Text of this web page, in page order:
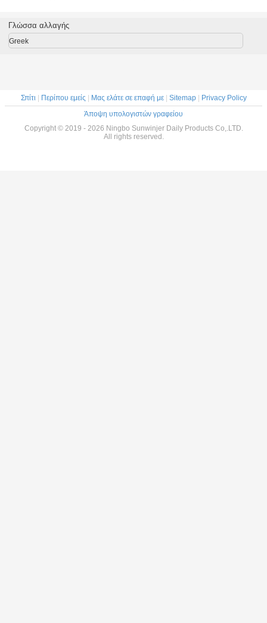
αργιλίου
Γλώσσα αλλαγής
Greek
Σπίτι | Περίπου εμείς | Μας ελάτε σε επαφή με| Sitemap| Privacy Policy
Άποψη υπολογιστών γραφείου
Copyright © 2019 - 2026 Ningbo Sunwinjer Daily Products Co,.LTD.
All rights reserved.